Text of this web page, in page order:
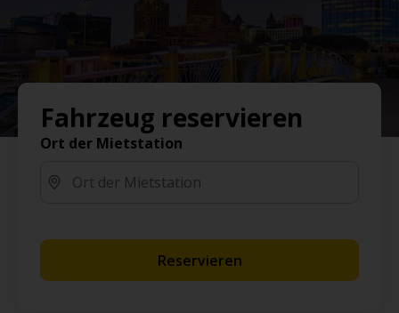
Fahrzeug reservieren
Ort der Mietstation
Reservieren